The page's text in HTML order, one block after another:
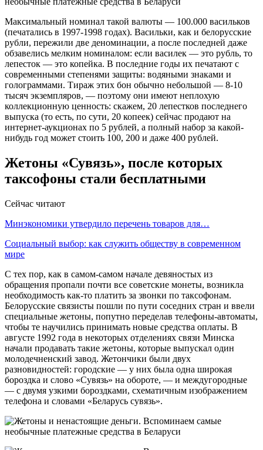
Максимальный номинал такой валюты — 100.000 васильков
(печатались в 1997-1998 годах). Васильки, как и белорусские
рубли, пережили две деноминации, а после последней даже
обзавелись мелким номиналом: если василек — это рубль, то
лепесток — это копейка. В последние годы их печатают с
современными степенями защиты: водяными знаками и
голограммами. Тираж этих бон обычно небольшой — 8-10
тысяч экземпляров, — поэтому они имеют неплохую
коллекционную ценность: скажем, 20 лепестков последнего
выпуска (то есть, по сути, 20 копеек) сейчас продают на
интернет-аукционах по 5 рублей, а полный набор за какой-
нибудь год может стоить 100, 200 и даже 400 рублей.
Жетоны «Сувязь», после которых
таксофоны стали бесплатными
Сейчас читают
Минэкономики утвердило перечень товаров для…
Социальный выбор: как служить обществу в современном
мире
С тех пор, как в самом-самом начале девяностых из
обращения пропали почти все советские монеты, возникла
необходимость как-то платить за звонки по таксофонам.
Белорусские связисты пошли по пути соседних стран и ввели
специальные жетоны, попутно переделав телефоны-автоматы,
чтобы те научились принимать новые средства оплаты. В
августе 1992 года в некоторых отделениях связи Минска
начали продавать такие жетоны, которые выпускал один
молодечненский завод. Жетончики были двух
разновидностей: городские — у них была одна широкая
бороздка и слово «Сувязь» на обороте, — и междугородные
— с двумя узкими бороздками, схематичным изображением
телефона и словами «Беларусь сувязь».